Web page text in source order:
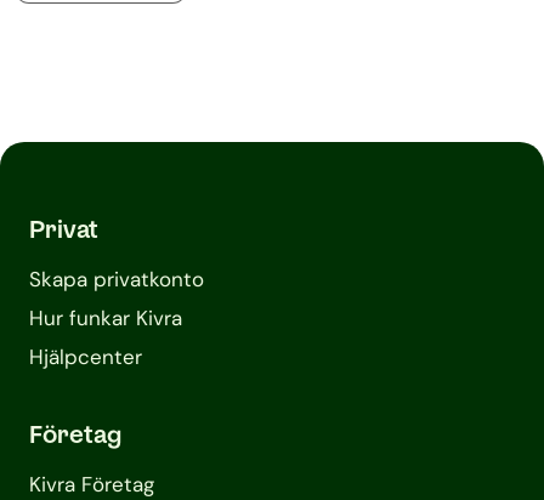
Privat
Skapa privatkonto
Hur funkar Kivra
Hjälpcenter
Företag
Kivra Företag